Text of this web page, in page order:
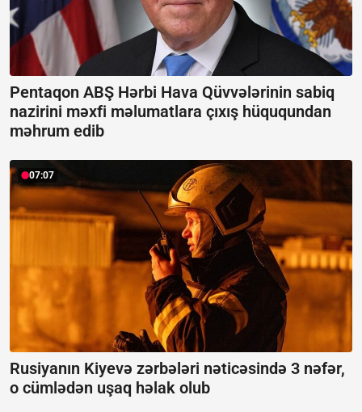
Pentaqon ABŞ Hərbi Hava Qüvvələrinin sabiq
nazirini məxfi məlumatlara çıxış hüququndan
məhrum edib
07:07
Rusiyanın Kiyevə zərbələri nəticəsində 3 nəfər,
o cümlədən uşaq həlak olub